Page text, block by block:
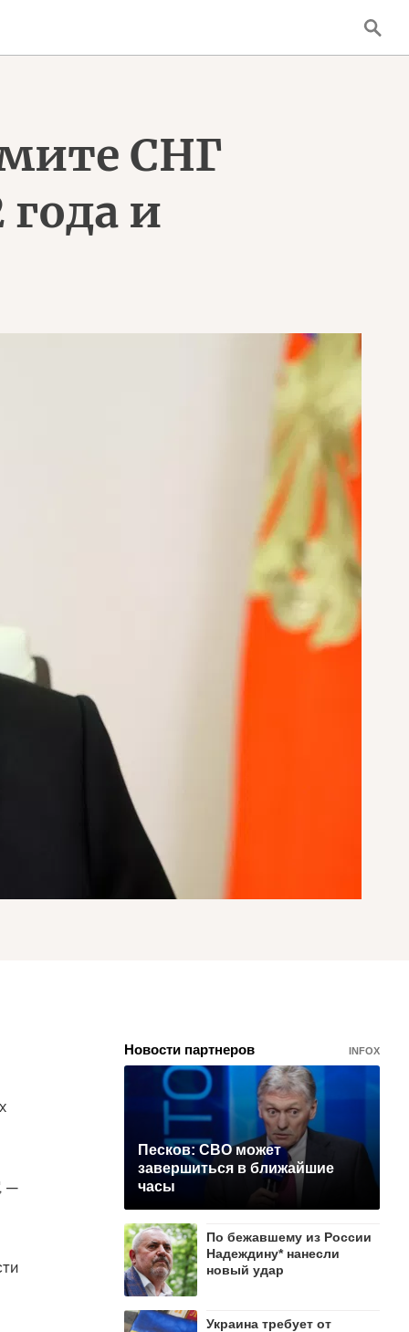
СНГ
и
—
Новости партнеров INFOX
Песков: СВО может
завершиться в ближайшие
часы
По бежавшему из России
Надеждину* нанесли
новый удар
Украина требует от